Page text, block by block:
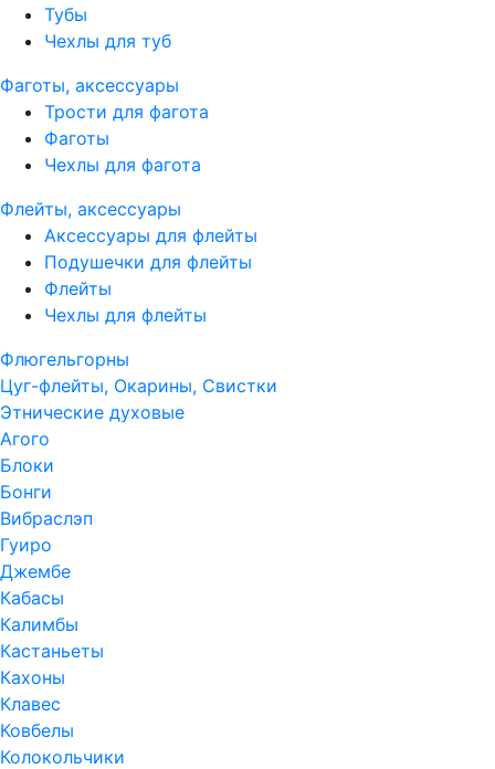
Тубы
Чехлы для туб
Фаготы, аксессуары
Трости для фагота
Фаготы
Чехлы для фагота
Флейты, аксессуары
Аксессуары для флейты
Подушечки для флейты
Флейты
Чехлы для флейты
Флюгельгорны
Цуг-флейты, Окарины, Свистки
Этнические духовые
Агого
Блоки
Бонги
Вибраслэп
Гуиро
Джембе
Кабасы
Калимбы
Кастаньеты
Кахоны
Клавес
Ковбелы
Колокольчики